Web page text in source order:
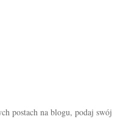
postach na blogu, podaj swój